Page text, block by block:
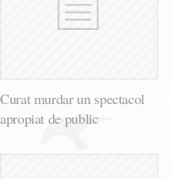
Curat murdar un spectacol
apropiat de public